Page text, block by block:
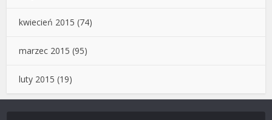
kwiecień 2015 (74)
marzec 2015 (95)
luty 2015 (19)